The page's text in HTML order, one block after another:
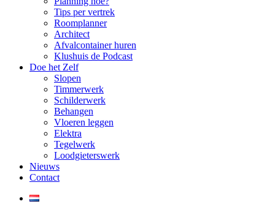
Tips per vertrek
Roomplanner
Architect
Afvalcontainer huren
Klushuis de Podcast
Doe het Zelf
Slopen
Timmerwerk
Schilderwerk
Behangen
Vloeren leggen
Elektra
Tegelwerk
Loodgieterswerk
Nieuws
Contact